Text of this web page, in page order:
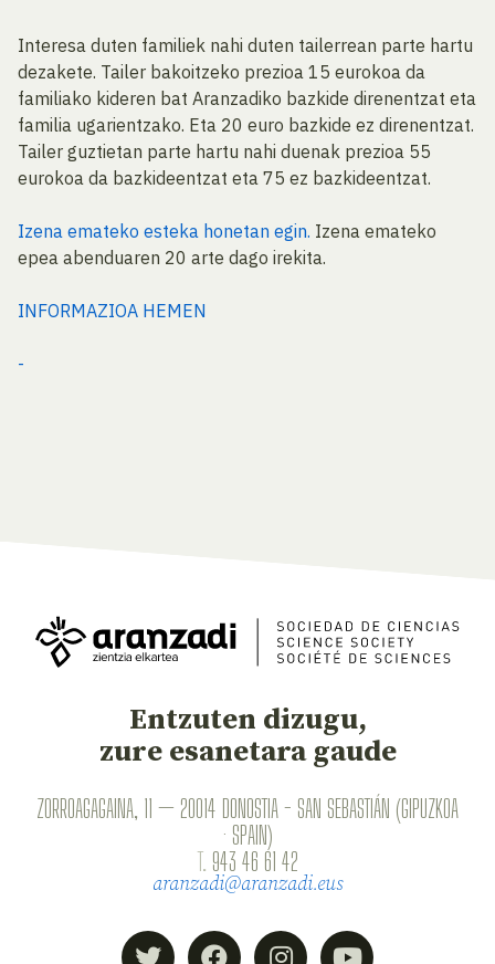
Interesa duten familiek nahi duten tailerrean parte hartu
dezakete. Tailer bakoitzeko prezioa 15 eurokoa da
familiako kideren bat Aranzadiko bazkide direnentzat eta
familia ugarientzako. Eta 20 euro bazkide ez direnentzat.
Tailer guztietan parte hartu nahi duenak prezioa 55
eurokoa da bazkideentzat eta 75 ez bazkideentzat.
Izena emateko esteka honetan egin. Izena emateko
epea abenduaren 20 arte dago irekita.
INFORMAZIOA HEMEN
-
Entzuten dizugu,
zure esanetara gaude
ZORROAGAGAINA, 11 — 20014 DONOSTIA - SAN SEBASTIÁN (GIPUZKOA
· SPAIN)
T. 943 46 61 42
aranzadi@aranzadi.eus